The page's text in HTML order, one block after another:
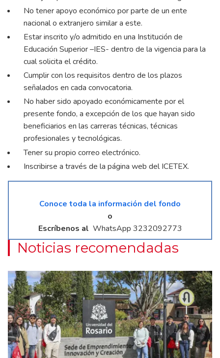
No tener apoyo económico por parte de un ente
nacional o extranjero similar a este.
Estar inscrito y/o admitido en una Institución de
Educación Superior –IES- dentro de la vigencia para la
cual solicita el crédito.
Cumplir con los requisitos dentro de los plazos
señalados en cada convocatoria.
No haber sido apoyado económicamente por el
presente fondo, a excepción de los que hayan sido
beneficiarios en las carreras técnicas, técnicas
profesionales y tecnológicas.
Tener su propio correo electrónico.
Inscribirse a través de la página web del ICETEX.
Conoce toda la información del fondo
o
Escríbenos al WhatsApp 3232092773
Noticias recomendadas